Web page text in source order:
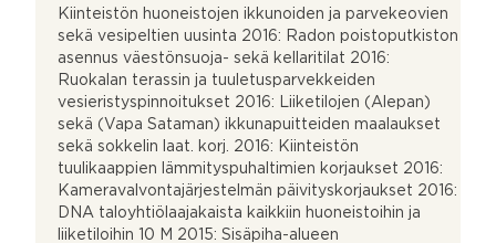
Kiinteistön huoneistojen ikkunoiden ja parvekeovien
sekä vesipeltien uusinta 2016: Radon poistoputkiston
asennus väestönsuoja- sekä kellaritilat 2016:
Ruokalan terassin ja tuuletusparvekkeiden
vesieristyspinnoitukset 2016: Liiketilojen (Alepan)
sekä (Vapa Sataman) ikkunapuitteiden maalaukset
sekä sokkelin laat. korj. 2016: Kiinteistön
tuulikaappien lämmityspuhaltimien korjaukset 2016:
Kameravalvontajärjestelmän päivityskorjaukset 2016:
DNA taloyhtiölaajakaista kaikkiin huoneistoihin ja
liiketiloihin 10 M 2015: Sisäpiha-alueen